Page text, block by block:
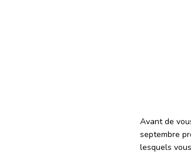
Avant de
septembre
lesquels